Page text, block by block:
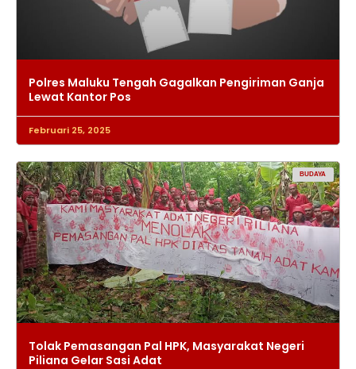
Polres Maluku Tengah Gagalkan Pengiriman Ganja
Lewat Kantor Pos
Februari 25, 2025
BUDAYA
Tolak Pemasangan Pal HPK, Masyarakat Negeri
Piliana Gelar Sasi Adat